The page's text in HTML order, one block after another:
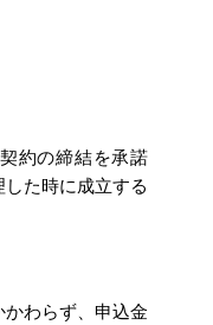
約の締結を承諾
した時に成立する
わらず、申込金